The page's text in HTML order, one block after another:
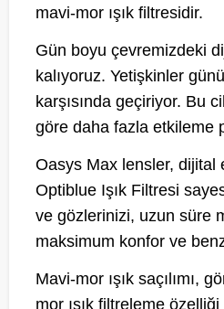
mavi-mor ışık filtresidir.
Gün boyu çevremizdeki
kalıyoruz. Yetişkinler
karşısında geçiriyor. Bu
göre daha fazla etkileme
Oasys Max lensler, dijital
Optiblue Işık Filtresi
ve gözlerinizi, uzun süre
maksimum konfor ve
Mavi-mor ışık saçılımı,
mor ışık filtreleme